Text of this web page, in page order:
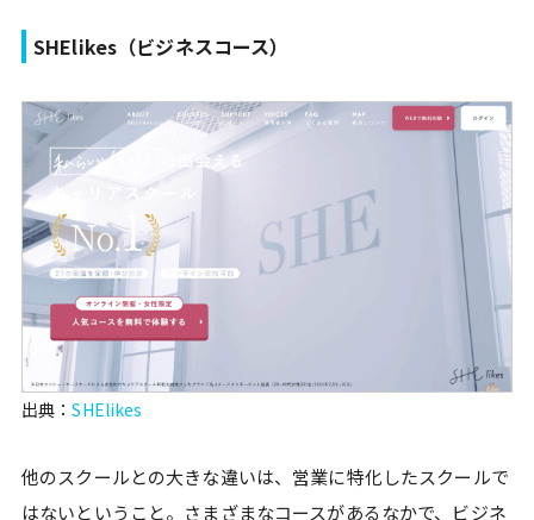
SHElikes（ビジネスコース）
出典：SHElikes
他のスクールとの大きな違いは、営業に特化したスクールで
はないということ。さまざまなコースがあるなかで、ビジネ